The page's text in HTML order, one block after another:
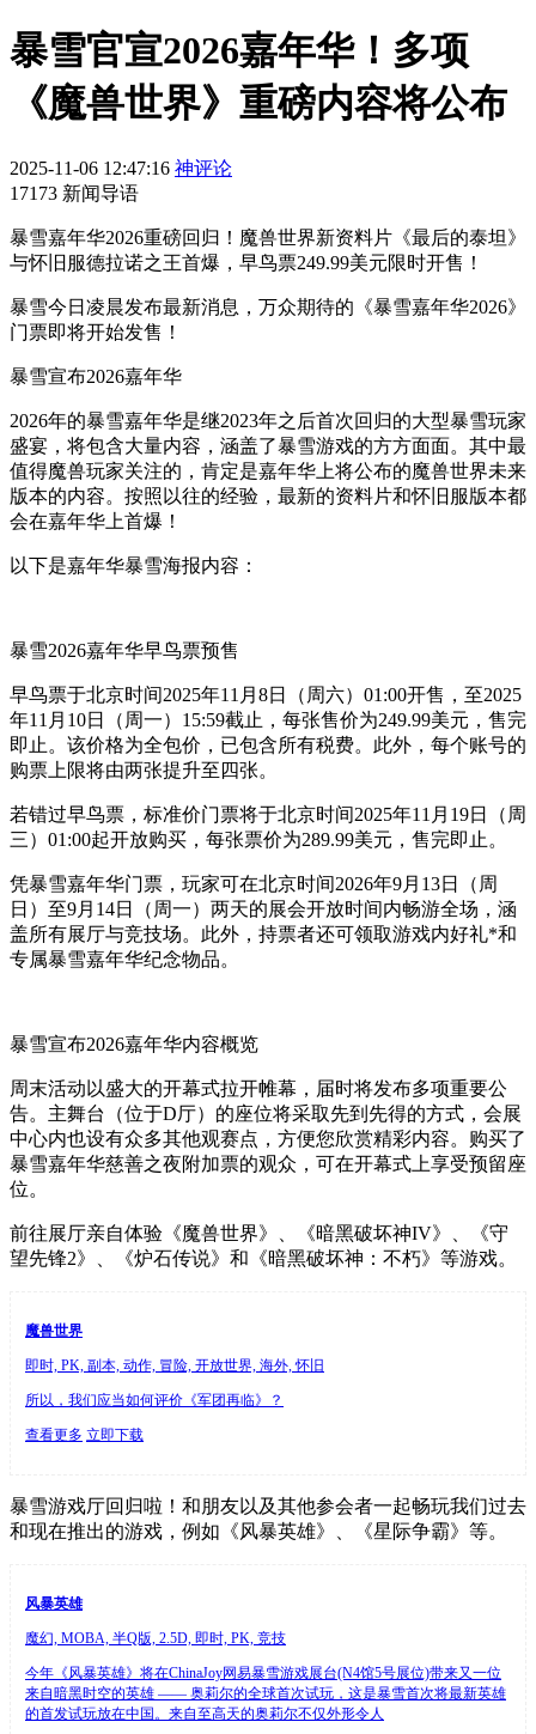
暴雪官宣2026嘉年华！多项
《魔兽世界》重磅内容将公布
2025-11-06 12:47:16 神评论
17173 新闻导语
暴雪嘉年华2026重磅回归！魔兽世界新资料片《最后的泰坦》
与怀旧服德拉诺之王首爆，早鸟票249.99美元限时开售！
暴雪今日凌晨发布最新消息，万众期待的《暴雪嘉年华2026》
门票即将开始发售！
暴雪宣布2026嘉年华
2026年的暴雪嘉年华是继2023年之后首次回归的大型暴雪玩家
盛宴，将包含大量内容，涵盖了暴雪游戏的方方面面。其中最
值得魔兽玩家关注的，肯定是嘉年华上将公布的魔兽世界未来
版本的内容。按照以往的经验，最新的资料片和怀旧服版本都
会在嘉年华上首爆！
以下是嘉年华暴雪海报内容：
暴雪2026嘉年华早鸟票预售
早鸟票于北京时间2025年11月8日（周六）01:00开售，至2025
年11月10日（周一）15:59截止，每张售价为249.99美元，售完
即止。该价格为全包价，已包含所有税费。此外，每个账号的
购票上限将由两张提升至四张。
若错过早鸟票，标准价门票将于北京时间2025年11月19日（周
三）01:00起开放购买，每张票价为289.99美元，售完即止。
凭暴雪嘉年华门票，玩家可在北京时间2026年9月13日（周
日）至9月14日（周一）两天的展会开放时间内畅游全场，涵
盖所有展厅与竞技场。此外，持票者还可领取游戏内好礼*和
专属暴雪嘉年华纪念物品。
暴雪宣布2026嘉年华内容概览
周末活动以盛大的开幕式拉开帷幕，届时将发布多项重要公
告。主舞台（位于D厅）的座位将采取先到先得的方式，会展
中心内也设有众多其他观赛点，方便您欣赏精彩内容。购买了
暴雪嘉年华慈善之夜附加票的观众，可在开幕式上享受预留座
位。
前往展厅亲自体验《魔兽世界》、《暗黑破坏神IV》、《守
望先锋2》、《炉石传说》和《暗黑破坏神：不朽》等游戏。
魔兽世界
即时, PK, 副本, 动作, 冒险, 开放世界, 海外, 怀旧
所以，我们应当如何评价《军团再临》？
查看更多 立即下载
暴雪游戏厅回归啦！和朋友以及其他参会者一起畅玩我们过去
和现在推出的游戏，例如《风暴英雄》、《星际争霸》等。
风暴英雄
魔幻, MOBA, 半Q版, 2.5D, 即时, PK, 竞技
今年《风暴英雄》将在ChinaJoy网易暴雪游戏展台(N4馆5号展位)带来又一位
来自暗黑时空的英雄 —— 奥莉尔的全球首次试玩，这是暴雪首次将最新英雄
的首发试玩放在中国。来自至高天的奥莉尔不仅外形令人